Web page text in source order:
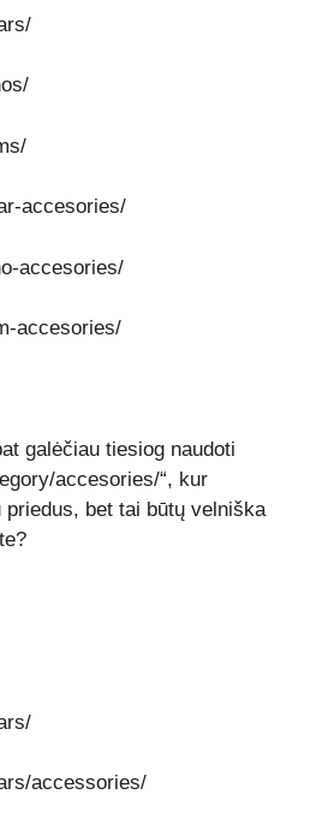
accesories/
accesories/
accesories/
galėčiau tiesiog naudoti
accesories/“, kur
bet tai būtų velniška
accessories/